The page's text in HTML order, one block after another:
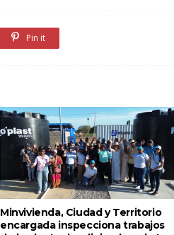
Pin it
Minvivienda, Ciudad y Territorio
encargada inspecciona trabajos